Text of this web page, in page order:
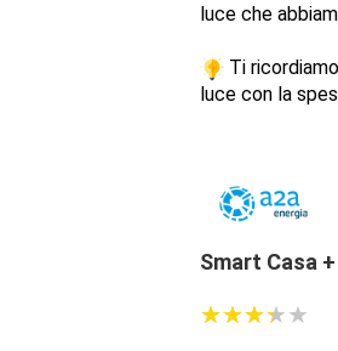
luce che
Ti
luce con la
Smart Casa +
★★★★★
★★★★★